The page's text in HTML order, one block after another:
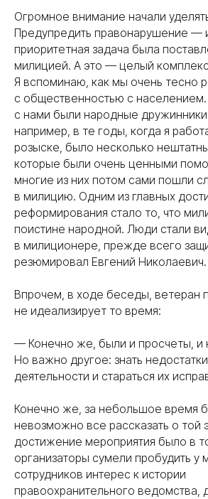
Огромное внимание начали
Предупредить правонарушение —
приоритетная задача была
милицией. А это — целый
Я вспоминаю, как мы очень тесно
с общественностью с
с нами были народные
например, в те годы, когда я
розыске, было несколько
которые были очень ценными
многие из них потом сами пошли
в милицию. Одним из главных
реформирования стало то, что
поистине народной. Люди стали
в милиционере, прежде всего
резюмировал Евгений Николаевич.
Впрочем, в ходе беседы, ветеран
не идеализирует то время:
— Конечно же, были и просчеты, и
Но важно другое: знать
деятельности и стараться их
Конечно же, за небольшое время
невозможно все рассказать о той
достижение мероприятия было в
организаторы сумели пробудить у
сотрудников интерес к истории
правоохранительного ведомства,